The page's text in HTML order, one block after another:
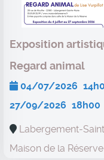
Exposition
Regard animal
04/07/2026
27/09/2026 18h00
Labergement-
Maison de la Réserve